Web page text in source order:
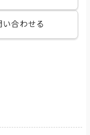
い合わせる